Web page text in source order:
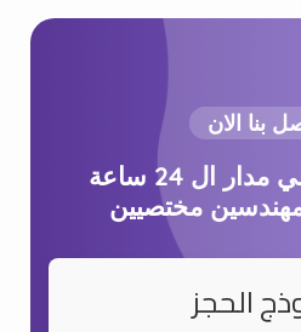
بنا الان
توصل معنا علي مدار ال 24 ساعة
مختصيين
الحجز